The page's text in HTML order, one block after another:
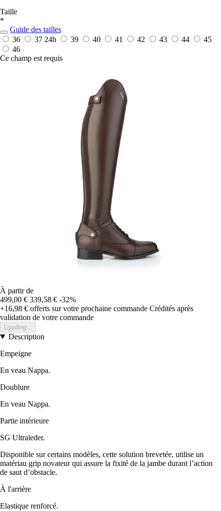
Taille
*
Guide des tailles
36
37 24h 39 40 41 42 43 44
45
46
Ce champ est requis
À partir de
499,00 € 339,58 € -32%
+16,98 € offerts sur votre prochaine commande Crédités après
validation de votre commande
Loading...
Description
Empeigne
En veau Nappa.
Doublure
En veau Nappa.
Partie intérieure
SG Ultraleder.
Disponible sur certains modèles, cette solution brevetée, utilise un
matériau grip novateur qui assure la fixité de la jambe durant l’action
de saut d’obstacle.
À l'arrière
Elastique renforcé.